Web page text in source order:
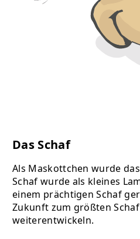
Das Schaf
Als Maskottchen wurde
Schaf wurde als kleines
einem prächtigen Schaf
Zukunft zum größten
weiterentwickeln.